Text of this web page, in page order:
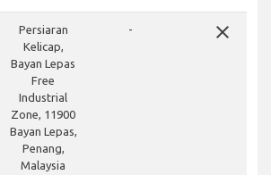
Persiaran
Kelicap,
Bayan Lepas
Free
Industrial
Zone, 11900
Bayan Lepas,
Penang,
Malaysia
- close